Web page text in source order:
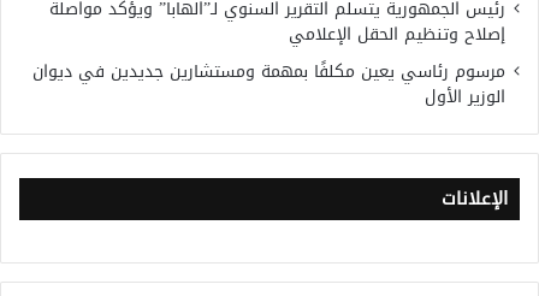
رئيس الجمهورية يتسلم التقرير السنوي لـ”الهابا” ويؤكد مواصلة
إصلاح وتنظيم الحقل الإعلامي
مرسوم رئاسي يعين مكلفًا بمهمة ومستشارين جديدين في ديوان
الوزير الأول
الإعلانات